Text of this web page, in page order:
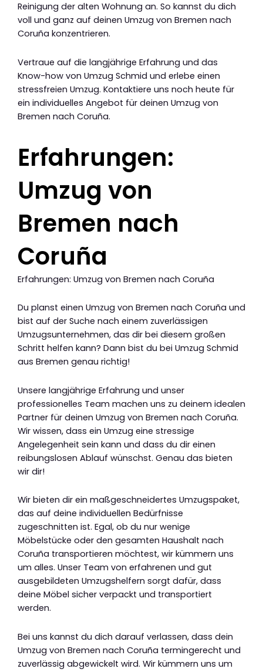
Reinigung der alten Wohnung an. So kannst du dich
voll und ganz auf deinen Umzug von Bremen nach
Coruña konzentrieren.
Vertraue auf die langjährige Erfahrung und das
Know-how von Umzug Schmid und erlebe einen
stressfreien Umzug. Kontaktiere uns noch heute für
ein individuelles Angebot für deinen Umzug von
Bremen nach Coruña.
Erfahrungen:
Umzug von
Bremen nach
Coruña
Erfahrungen: Umzug von Bremen nach Coruña
Du planst einen Umzug von Bremen nach Coruña und
bist auf der Suche nach einem zuverlässigen
Umzugsunternehmen, das dir bei diesem großen
Schritt helfen kann? Dann bist du bei Umzug Schmid
aus Bremen genau richtig!
Unsere langjährige Erfahrung und unser
professionelles Team machen uns zu deinem idealen
Partner für deinen Umzug von Bremen nach Coruña.
Wir wissen, dass ein Umzug eine stressige
Angelegenheit sein kann und dass du dir einen
reibungslosen Ablauf wünschst. Genau das bieten
wir dir!
Wir bieten dir ein maßgeschneidertes Umzugspaket,
das auf deine individuellen Bedürfnisse
zugeschnitten ist. Egal, ob du nur wenige
Möbelstücke oder den gesamten Haushalt nach
Coruña transportieren möchtest, wir kümmern uns
um alles. Unser Team von erfahrenen und gut
ausgebildeten Umzugshelfern sorgt dafür, dass
deine Möbel sicher verpackt und transportiert
werden.
Bei uns kannst du dich darauf verlassen, dass dein
Umzug von Bremen nach Coruña termingerecht und
zuverlässig abgewickelt wird. Wir kümmern uns um